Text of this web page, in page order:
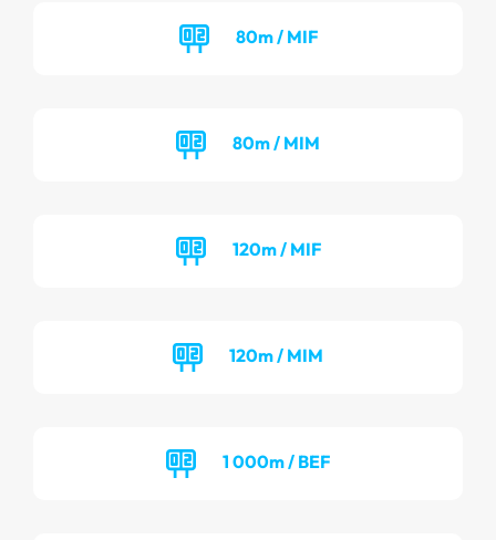
80m / MIF
80m / MIM
120m / MIF
120m / MIM
1 000m / BEF